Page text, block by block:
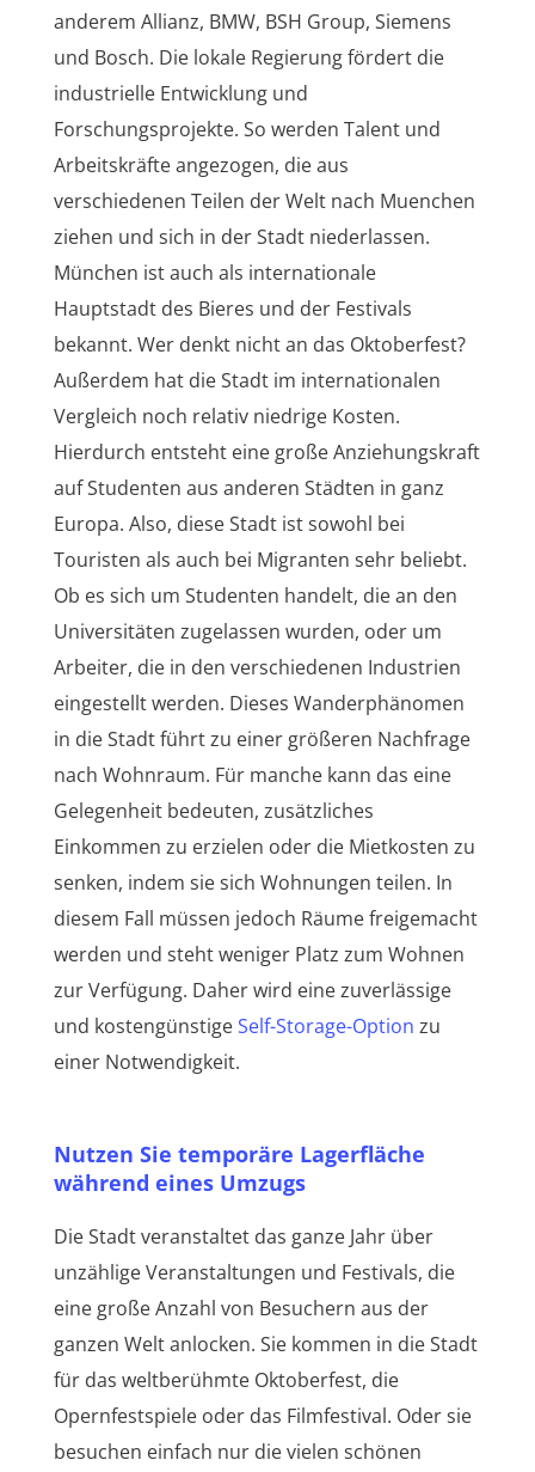
anderem Allianz, BMW, BSH Group, Siemens
und Bosch. Die lokale Regierung fördert die
industrielle Entwicklung und
Forschungsprojekte. So werden Talent und
Arbeitskräfte angezogen, die aus
verschiedenen Teilen der Welt nach Muenchen
ziehen und sich in der Stadt niederlassen.
München ist auch als internationale
Hauptstadt des Bieres und der Festivals
bekannt. Wer denkt nicht an das Oktoberfest?
Außerdem hat die Stadt im internationalen
Vergleich noch relativ niedrige Kosten.
Hierdurch entsteht eine große Anziehungskraft
auf Studenten aus anderen Städten in ganz
Europa. Also, diese Stadt ist sowohl bei
Touristen als auch bei Migranten sehr beliebt.
Ob es sich um Studenten handelt, die an den
Universitäten zugelassen wurden, oder um
Arbeiter, die in den verschiedenen Industrien
eingestellt werden. Dieses Wanderphänomen
in die Stadt führt zu einer größeren Nachfrage
nach Wohnraum. Für manche kann das eine
Gelegenheit bedeuten, zusätzliches
Einkommen zu erzielen oder die Mietkosten zu
senken, indem sie sich Wohnungen teilen. In
diesem Fall müssen jedoch Räume freigemacht
werden und steht weniger Platz zum Wohnen
zur Verfügung. Daher wird eine zuverlässige
und kostengünstigeSelf-Storage-Option zu
einer Notwendigkeit.
Nutzen Sie temporäre Lagerfläche
während eines Umzugs
Die Stadt veranstaltet das ganze Jahr über
unzählige Veranstaltungen und Festivals, die
eine große Anzahl von Besuchern aus der
ganzen Welt anlocken. Sie kommen in die Stadt
für das weltberühmte Oktoberfest, die
Opernfestspiele oder das Filmfestival. Oder sie
besuchen einfach nur die vielen schönen